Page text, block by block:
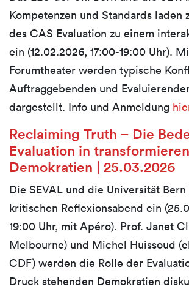
Kompetenzen und Standards laden
des CAS Evaluation zu einem
ein (12.02.2026, 17:00-19:00 Uhr).
Forumtheater werden typische
Auftraggebenden und
dargestellt. Info und Anmeldung
Reclaiming Truth – Die
Evaluation in
Demokratien | 25.03.2026
Die SEVAL und die Universität
kritischen Reflexionsabend ein
19:00 Uhr, mit Apéro). Prof. Janet
Melbourne) und Michel Huissoud
CDF) werden die Rolle der
Druck stehenden Demokratien